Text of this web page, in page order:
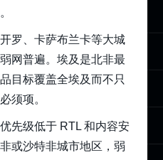
开罗、卡萨布兰卡等大城
网普遍。埃及是北非最
目标覆盖全埃及而不只
须项。
先级低于 RTL 和内容安
或沙特非城市地区，弱